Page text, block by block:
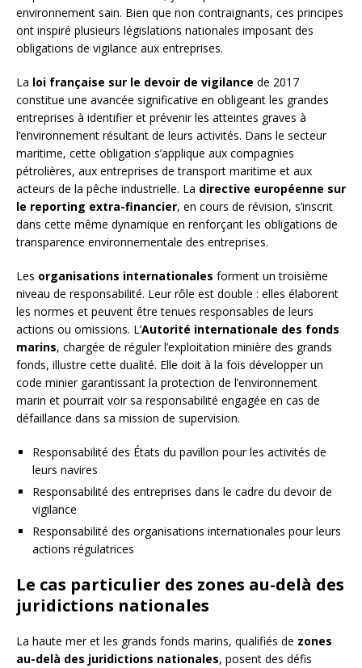
environnement sain. Bien que non contraignants, ces principes
ont inspiré plusieurs législations nationales imposant des
obligations de vigilance aux entreprises.
La loi française sur le devoir de vigilance de 2017
constitue une avancée significative en obligeant les grandes
entreprises à identifier et prévenir les atteintes graves à
l’environnement résultant de leurs activités. Dans le secteur
maritime, cette obligation s’applique aux compagnies
pétrolières, aux entreprises de transport maritime et aux
acteurs de la pêche industrielle. La directive européenne sur
le reporting extra-financier, en cours de révision, s’inscrit
dans cette même dynamique en renforçant les obligations de
transparence environnementale des entreprises.
Les organisations internationales forment un troisième
niveau de responsabilité. Leur rôle est double : elles élaborent
les normes et peuvent être tenues responsables de leurs
actions ou omissions. L’Autorité internationale des fonds
marins, chargée de réguler l’exploitation minière des grands
fonds, illustre cette dualité. Elle doit à la fois développer un
code minier garantissant la protection de l’environnement
marin et pourrait voir sa responsabilité engagée en cas de
défaillance dans sa mission de supervision.
Responsabilité des États du pavillon pour les activités de
leurs navires
Responsabilité des entreprises dans le cadre du devoir de
vigilance
Responsabilité des organisations internationales pour leurs
actions régulatrices
Le cas particulier des zones au-delà des
juridictions nationales
La haute mer et les grands fonds marins, qualifiés de zones
au-delà des juridictions nationales, posent des défis